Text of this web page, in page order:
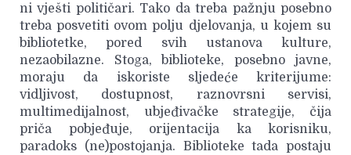
ni vješti političari. Tako da treba pažnju posebno
treba posvetiti ovom polju djelovanja, u kojem su
bibliotetke, pored svih ustanova kulture,
nezaobilazne. Stoga, biblioteke, posebno javne,
moraju da iskoriste sljedeće kriterijume:
vidljivost, dostupnost, raznovrsni servisi,
multimedijalnost, ubjeđivačke strategije, čija
priča pobjeđuje, orijentacija ka korisniku,
paradoks (ne)postojanja. Biblioteke tada postaju